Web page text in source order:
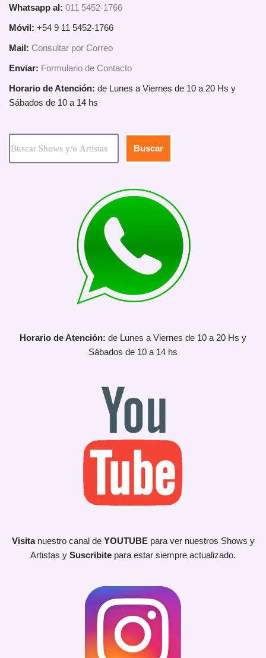
Whatsapp al: 011 5452-1766
Móvil: +54 9 11 5452-1766
Mail: Consultar por Correo
Enviar: Formulario de Contacto
Horario de Atención: de Lunes a Viernes de 10 a 20 Hs y
Sábados de 10 a 14 hs
Buscar
Horario de Atención: de Lunes a Viernes de 10 a 20 Hs y
Sábados de 10 a 14 hs
Visita nuestro canal de YOUTUBEpara ver nuestros Shows y
Artistas y Suscribite para estar siempre actualizado.